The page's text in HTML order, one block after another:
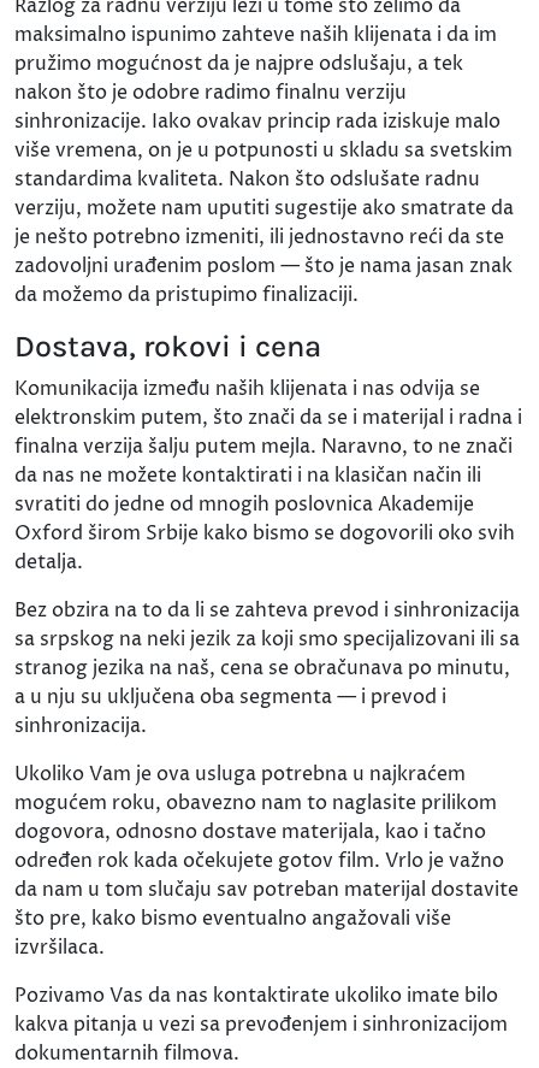
Razlog za radnu verziju leži u tome što želimo da
maksimalno ispunimo zahteve naših klijenata i da im
pružimo mogućnost da je najpre odslušaju, a tek
nakon što je odobre radimo finalnu verziju
sinhronizacije. Iako ovakav princip rada iziskuje malo
više vremena, on je u potpunosti u skladu sa svetskim
standardima kvaliteta. Nakon što odslušate radnu
verziju, možete nam uputiti sugestije ako smatrate da
je nešto potrebno izmeniti, ili jednostavno reći da ste
zadovoljni urađenim poslom — što je nama jasan znak
da možemo da pristupimo finalizaciji.
Dostava, rokovi i cena
Komunikacija između naših klijenata i nas odvija se
elektronskim putem, što znači da se i materijal i radna i
finalna verzija šalju putem mejla. Naravno, to ne znači
da nas ne možete kontaktirati i na klasičan način ili
svratiti do jedne od mnogih poslovnica Akademije
Oxford širom Srbije kako bismo se dogovorili oko svih
detalja.
Bez obzira na to da li se zahteva prevod i sinhronizacija
sa srpskog na neki jezik za koji smo specijalizovani ili sa
stranog jezika na naš, cena se obračunava po minutu,
a u nju su uključena oba segmenta — i prevod i
sinhronizacija.
Ukoliko Vam je ova usluga potrebna u najkraćem
mogućem roku, obavezno nam to naglasite prilikom
dogovora, odnosno dostave materijala, kao i tačno
određen rok kada očekujete gotov film. Vrlo je važno
da nam u tom slučaju sav potreban materijal dostavite
što pre, kako bismo eventualno angažovali više
izvršilaca.
Pozivamo Vas da nas kontaktirate ukoliko imate bilo
kakva pitanja u vezi sa prevođenjem i sinhronizacijom
dokumentarnih filmova.